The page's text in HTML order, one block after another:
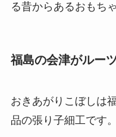
る昔からあるおもちゃ
福島の会津がルー
おきあがりこぼしは
品の張り子細工です。